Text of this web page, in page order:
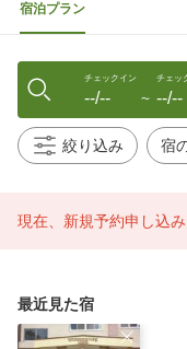
宿泊プラン
チェックイン
--/-- 〜
チェッ
--/--
絞り込み
現在、新規予約申し込
最近見た宿